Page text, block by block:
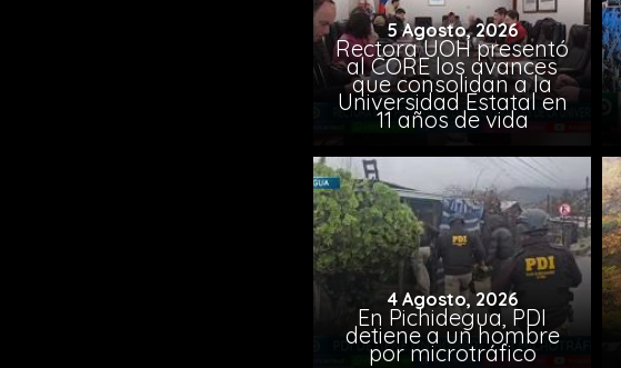
5 Agosto, 2026
Rectora UOH presentó
al CORE los avances
que consolidan a la
Universidad Estatal en
11 años de vida
4 Agosto, 2026
En Pichidegua, PDI
detiene a un hombre
por microtráfico